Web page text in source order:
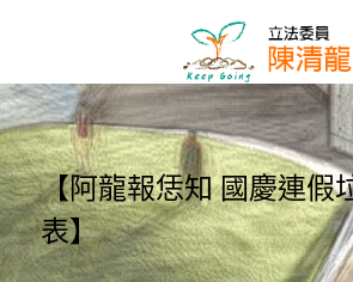
【阿龍報恁知 國慶連假
表】